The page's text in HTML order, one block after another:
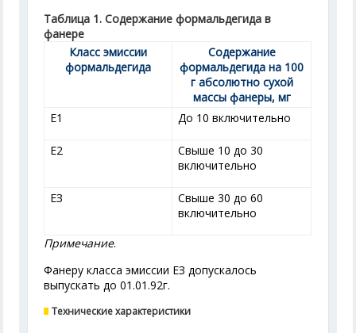
Таблица 1. Содержание формальдегида в
фанере
Класс эмиссии
формальдегида
Содержание
формальдегида на 100
г абсолютно сухой
массы фанеры, мг
Е1
До 10 включительно
Е2
Свыше 10 до 30
включительно
ЕЗ
Свыше 30 до 60
включительно
Примечание.
Фанеру класса эмиссии ЕЗ допускалось
выпускать до 01.01.92г.
Технические характеристики